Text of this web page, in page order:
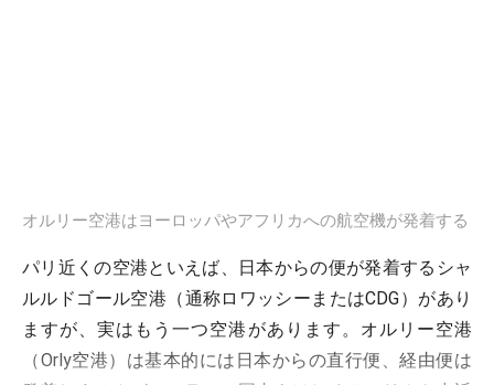
オルリー空港はヨーロッパやアフリカへの航空機が発着する
パリ近くの空港といえば、日本からの便が発着するシャ
ルルドゴール空港（通称ロワッシーまたはCDG）があり
ますが、実はもう一つ空港があります。オルリー空港
（Orly空港）は基本的には日本からの直行便、経由便は